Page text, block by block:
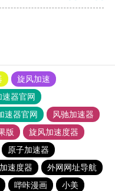
旋风加速
速器官网
速器官网
风驰加速器
版
旋风加速度器
原子加速器
速度器
外网网址导航
哔咔漫画 小美